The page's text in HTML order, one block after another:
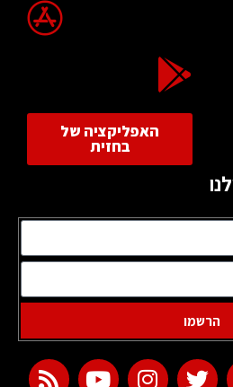
האפליקציה של
בחזית
הרשמו